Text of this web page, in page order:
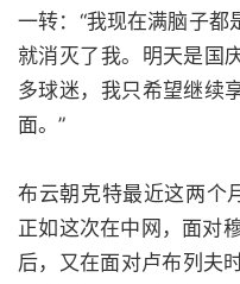
一转：“我现在满脑子
就消灭了我。明天是国
多球迷，我只希望继续
面。”
布云朝克特最近这两个
正如这次在中网，面对
后，又在面对卢布列夫